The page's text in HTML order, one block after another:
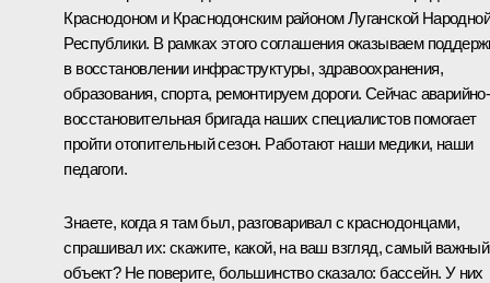
Краснодоном и Краснодонским районом Луганской Народной
Республики. В рамках этого соглашения оказываем
в восстановлении инфраструктуры, здравоохранения,
образования, спорта, ремонтируем дороги. Сейчас аварийно-
восстановительная бригада наших специалистов помогает
пройти отопительный сезон. Работают наши медики, наши
педагоги.
Знаете, когда я там был, разговаривал с краснодонцами,
спрашивал их: скажите, какой, на ваш взгляд, самый важный
объект? Не поверите, большинство сказало: бассейн. У них